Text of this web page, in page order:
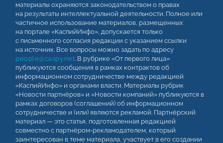
материалы охраняются законодательством о правах
на результаты интеллектуальной деятельности. Полное или
частичное использование материалов, размещенных
на портале «КаспийИнфо», допускается только
с письменного согласия редакции с указанием ссылки
на источник. Все вопросы можно задать по адресу
people@caspy.net. В рубрике «От первого лица»
публикуются сообщения в рамках контрактов об
информационном сотрудничестве между редакцией
«КаспийИнфо» и органами власти. Материалы рубрик
«Новости партнёров» и «Новости компаний» публикуются в
рамках договоров (соглашений) об информационном
сотрудничестве и (или) являются рекламой. Партнёрский
материал — это статья, подготовленная редакцией
совместно с партнёром-рекламодателем, который
заинтересован в теме материала, участвует в его создании